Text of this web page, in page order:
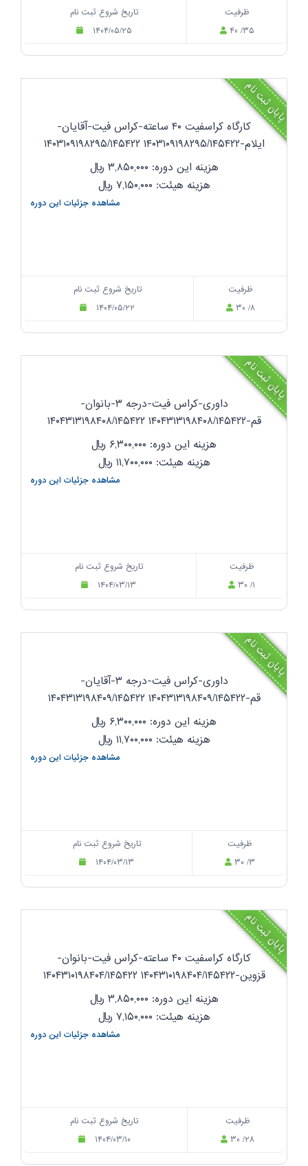
تاریخ شروع ثبت نام
۱۴۰۴/۰۵/۲۵
ظرفیت
۴۰ /۳۵
پایان ثبت نام
کارگاه کراسفیت ۴۰ ساعته-کراس فیت-آقایان-
ایلام-۱۴۰۳۱۰۹۱۹۸۲۹۵/۱۴۵۴۲۲ ۱۴۰۳۱۰۹۱۹۸۲۹۵/۱۴۵۴۲۲
هزینه این دوره: ۳,۸۵۰,۰۰۰
ریال
هزینه هیئت: ۷,۱۵۰,۰۰۰
ریال
مشاهده جزئیات این دوره
تاریخ شروع ثبت نام
۱۴۰۴/۰۵/۲۲
ظرفیت
۳۰ /۸
پایان ثبت نام
داوری-کراس فیت-درجه ۳-بانوان-
قم-۱۴۰۴۳۱۳۱۹۸۴۰۸/۱۴۵۴۲۲ ۱۴۰۴۳۱۳۱۹۸۴۰۸/۱۴۵۴۲۲
هزینه این دوره: ۶,۳۰۰,۰۰۰
ریال
هزینه هیئت: ۱۱,۷۰۰,۰۰۰
ریال
مشاهده جزئیات این دوره
تاریخ شروع ثبت نام
۱۴۰۴/۰۳/۱۳
ظرفیت
۳۰ /۱
پایان ثبت نام
داوری-کراس فیت-درجه ۳-آقایان-
قم-۱۴۰۴۳۱۳۱۹۸۴۰۹/۱۴۵۴۲۲ ۱۴۰۴۳۱۳۱۹۸۴۰۹/۱۴۵۴۲۲
هزینه این دوره: ۶,۳۰۰,۰۰۰
ریال
هزینه هیئت: ۱۱,۷۰۰,۰۰۰
ریال
مشاهده جزئیات این دوره
تاریخ شروع ثبت نام
۱۴۰۴/۰۳/۱۳
ظرفیت
۳۰ /۳
پایان ثبت نام
کارگاه کراسفیت ۴۰ ساعته-کراس فیت-بانوان-
قزوین-۱۴۰۴۳۱۰۱۹۸۴۰۴/۱۴۵۴۲۲ ۱۴۰۴۳۱۰۱۹۸۴۰۴/۱۴۵۴۲۲
هزینه این دوره: ۳,۸۵۰,۰۰۰
ریال
هزینه هیئت: ۷,۱۵۰,۰۰۰
ریال
مشاهده جزئیات این دوره
تاریخ شروع ثبت نام
۱۴۰۴/۰۳/۱۰
ظرفیت
۳۰ /۲۸